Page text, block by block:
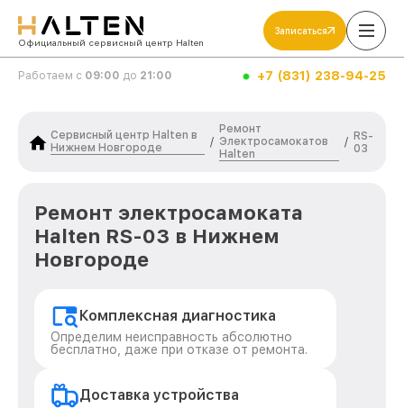
Официальный сервисный центр Halten
Записаться
Работаем с 09:00 до 21:00 +7 (831) 238-94-25
Сервисный центр Halten в
Нижнем Новгороде
/
Ремонт
Электросамокатов
Halten
/ RS-
03
Ремонт электросамоката
Halten RS-03 в Нижнем
Новгороде
Комплексная диагностика
Определим неисправность абсолютно
бесплатно, даже при отказе от ремонта.
Доставка устройства